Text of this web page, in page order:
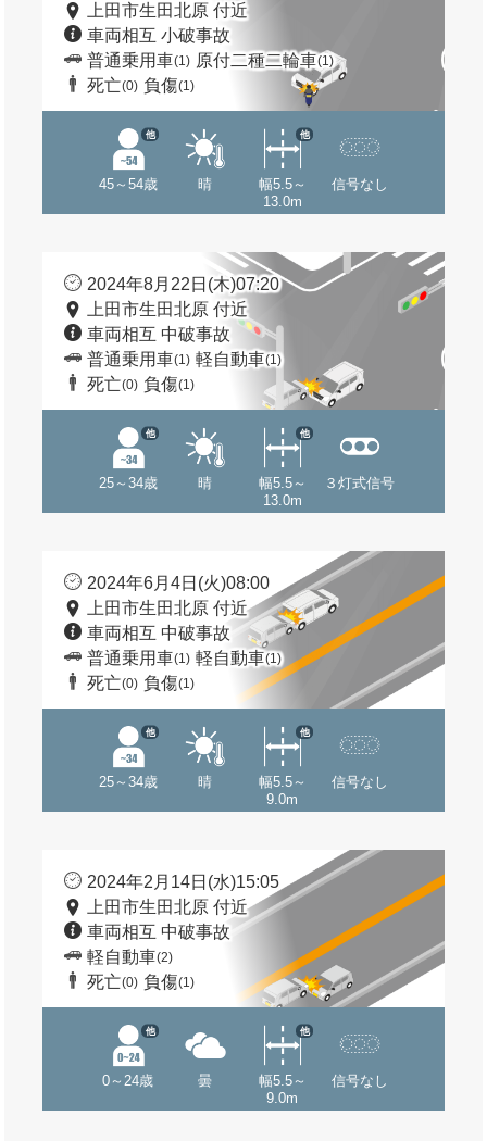
上田市生田北原 付近
車両相互 小破事故
普通乗用車(1) 原付二種二輪車(1)
死亡(0) 負傷(1)
45～54歳
他
晴
幅5.5～
13.0m
他
信号なし
2024年8月22日(木)07:20
上田市生田北原 付近
車両相互 中破事故
普通乗用車(1) 軽自動車(1)
死亡(0) 負傷(1)
25～34歳
他
晴
幅5.5～
13.0m
他
３灯式信号
2024年6月4日(火)08:00
上田市生田北原 付近
車両相互 中破事故
普通乗用車(1) 軽自動車(1)
死亡(0) 負傷(1)
25～34歳
他
晴
幅5.5～
9.0m
他
信号なし
2024年2月14日(水)15:05
上田市生田北原 付近
車両相互 中破事故
軽自動車(2)
死亡(0) 負傷(1)
0～24歳
他
曇
幅5.5～
9.0m
他
信号なし